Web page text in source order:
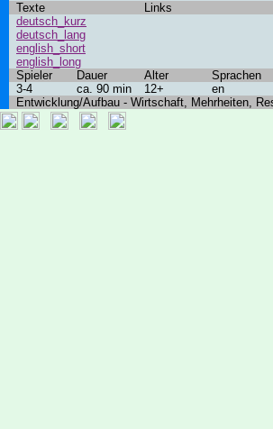
Texte Links
deutsch_kurz
deutsch_lang
english_short
english_long
Spieler Dauer Alter Sprachen
3-4
ca. 90 min 12+ en
Entwicklung/Aufbau - Wirtschaft, Mehrheiten,